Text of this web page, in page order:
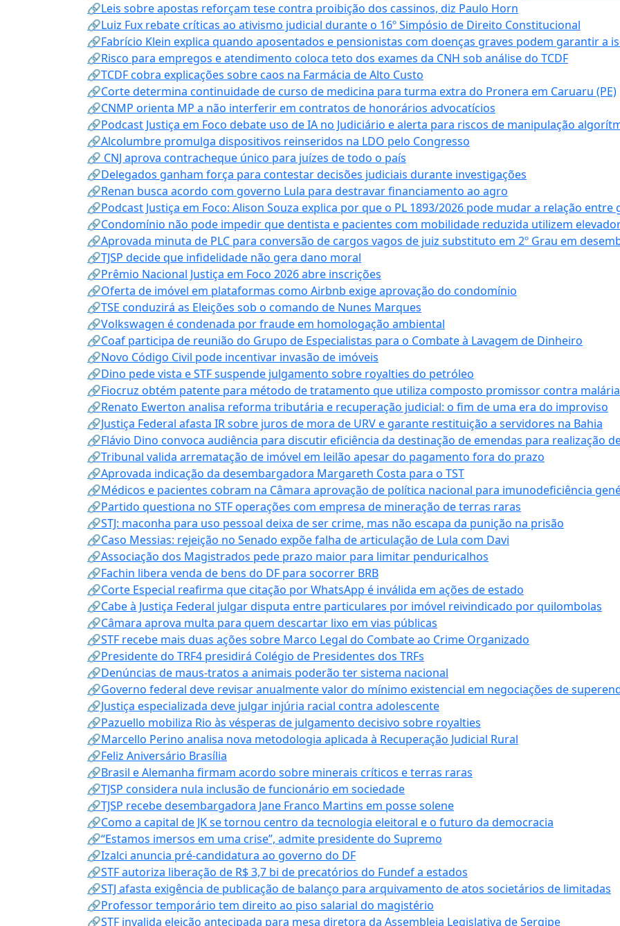
🔗Leis sobre apostas reforçam tese contra proibição dos cassinos, diz Paulo Horn
🔗Luiz Fux rebate críticas ao ativismo judicial durante o 16º Simpósio de Direito Constitucional
🔗Fabrício Klein explica quando aposentados e pensionistas com doenças graves podem garantir a
🔗Risco para empregos e atendimento coloca teto dos exames da CNH sob análise do TCDF
🔗TCDF cobra explicações sobre caos na Farmácia de Alto Custo
🔗Corte determina continuidade de curso de medicina para turma extra do Pronera em Caruaru (PE)
🔗CNMP orienta MP a não interferir em contratos de honorários advocatícios
🔗Podcast Justiça em Foco debate uso de IA no Judiciário e alerta para riscos de manipulação
🔗Alcolumbre promulga dispositivos reinseridos na LDO pelo Congresso
🔗 CNJ aprova contracheque único para juízes de todo o país
🔗Delegados ganham força para contestar decisões judiciais durante investigações
🔗Renan busca acordo com governo Lula para destravar financiamento ao agro
🔗Podcast Justiça em Foco: Alison Souza explica por que o PL 1893/2026 pode mudar a relação
🔗Condomínio não pode impedir que dentista e pacientes com mobilidade reduzida utilizem
🔗Aprovada minuta de PLC para conversão de cargos vagos de juiz substituto em 2º Grau em
🔗TJSP decide que infidelidade não gera dano moral
🔗Prêmio Nacional Justiça em Foco 2026 abre inscrições
🔗Oferta de imóvel em plataformas como Airbnb exige aprovação do condomínio
🔗TSE conduzirá as Eleições sob o comando de Nunes Marques
🔗Volkswagen é condenada por fraude em homologação ambiental
🔗Coaf participa de reunião do Grupo de Especialistas para o Combate à Lavagem de Dinheiro
🔗Novo Código Civil pode incentivar invasão de imóveis
🔗Dino pede vista e STF suspende julgamento sobre royalties do petróleo
🔗Fiocruz obtém patente para método de tratamento que utiliza composto promissor contra
🔗Renato Ewerton analisa reforma tributária e recuperação judicial: o fim de uma era do improviso
🔗Justiça Federal afasta IR sobre juros de mora de URV e garante restituição a servidores na Bahia
🔗Flávio Dino convoca audiência para discutir eficiência da destinação de emendas para realização
🔗Tribunal valida arrematação de imóvel em leilão apesar do pagamento fora do prazo
🔗Aprovada indicação da desembargadora Margareth Costa para o TST
🔗Médicos e pacientes cobram na Câmara aprovação de política nacional para imunodeficiência
🔗Partido questiona no STF operações com empresa de mineração de terras raras
🔗STJ: maconha para uso pessoal deixa de ser crime, mas não escapa da punição na prisão
🔗Caso Messias: rejeição no Senado expõe falha de articulação de Lula com Davi
🔗Associação dos Magistrados pede prazo maior para limitar penduricalhos
🔗Fachin libera venda de bens do DF para socorrer BRB
🔗Corte Especial reafirma que citação por WhatsApp é inválida em ações de estado
🔗Cabe à Justiça Federal julgar disputa entre particulares por imóvel reivindicado por quilombolas
🔗Câmara aprova multa para quem descartar lixo em vias públicas
🔗STF recebe mais duas ações sobre Marco Legal do Combate ao Crime Organizado
🔗Presidente do TRF4 presidirá Colégio de Presidentes dos TRFs
🔗Denúncias de maus-tratos a animais poderão ter sistema nacional
🔗Governo federal deve revisar anualmente valor do mínimo existencial em negociações de
🔗Justiça especializada deve julgar injúria racial contra adolescente
🔗Pazuello mobiliza Rio às vésperas de julgamento decisivo sobre royalties
🔗Marcello Perino analisa nova metodologia aplicada à Recuperação Judicial Rural
🔗Feliz Aniversário Brasília
🔗Brasil e Alemanha firmam acordo sobre minerais críticos e terras raras
🔗TJSP considera nula inclusão de funcionário em sociedade
🔗TJSP recebe desembargadora Jane Franco Martins em posse solene
🔗Como a capital de JK se tornou centro da tecnologia eleitoral e o futuro da democracia
🔗“Estamos imersos em uma crise”, admite presidente do Supremo
🔗Izalci anuncia pré-candidatura ao governo do DF
🔗STF autoriza liberação de R$ 3,7 bi de precatórios do Fundef a estados
🔗STJ afasta exigência de publicação de balanço para arquivamento de atos societários de limitadas
🔗Professor temporário tem direito ao piso salarial do magistério
🔗STF invalida eleição antecipada para mesa diretora da Assembleia Legislativa de Sergipe